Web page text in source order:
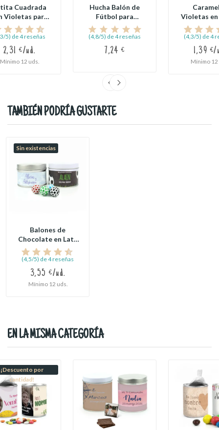
Cuadrada
Violetas para
Comunion
5) de 4 reseñas
2,31 €/ud.
Mínimo 12 uds.
Hucha Balón de
Fútbol para
Comunión
(4,8/5) de 4 reseñas
7,24 €
Violetas
(4,3/5) de 4
1,39 €/
Mínimo 12
TAMBIÉN PODRÍA GUSTARTE
Sin existencias
Balones de
Chocolate en Lata
Personalizada
para...
(4,5/5) de 4 reseñas
3,55 €/ud.
Mínimo 12 uds.
EN LA MISMA CATEGORÍA
¡Descuento por
cantidad!